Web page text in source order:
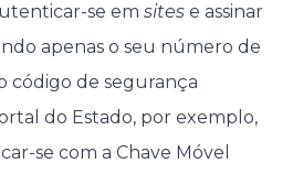
se em sitese assinar
apenas o seu número de
código de segurança
do Estado, por exemplo,
se com a Chave Móvel